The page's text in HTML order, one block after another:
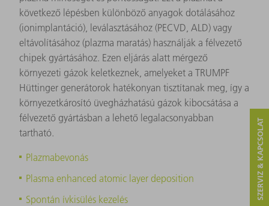
következő lépésben különböző anyagok dotálásához
(ionimplantáció), leválasztásához (PECVD, ALD) vagy
eltávolításához (plazma maratás) használják a félvezető
chipek gyártásához. Ezen eljárás alatt mérgező
környezeti gázok keletkeznek, amelyeket a TRUMPF
Hüttinger generátorok hatékonyan tisztítanak meg, így a
környezetkárosító üvegházhatású gázok kibocsátása a
félvezető gyártásban a lehető legalacsonyabban
tartható.
Plazmabevonás
Plasma enhanced atomic layer deposition
Spontán ívkisülés kezelés
SZERVIZ & KAPCSOLAT